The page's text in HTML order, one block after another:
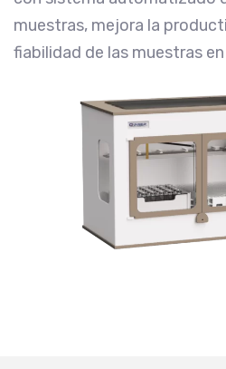
muestras, mejora la
fiabilidad de las muestras